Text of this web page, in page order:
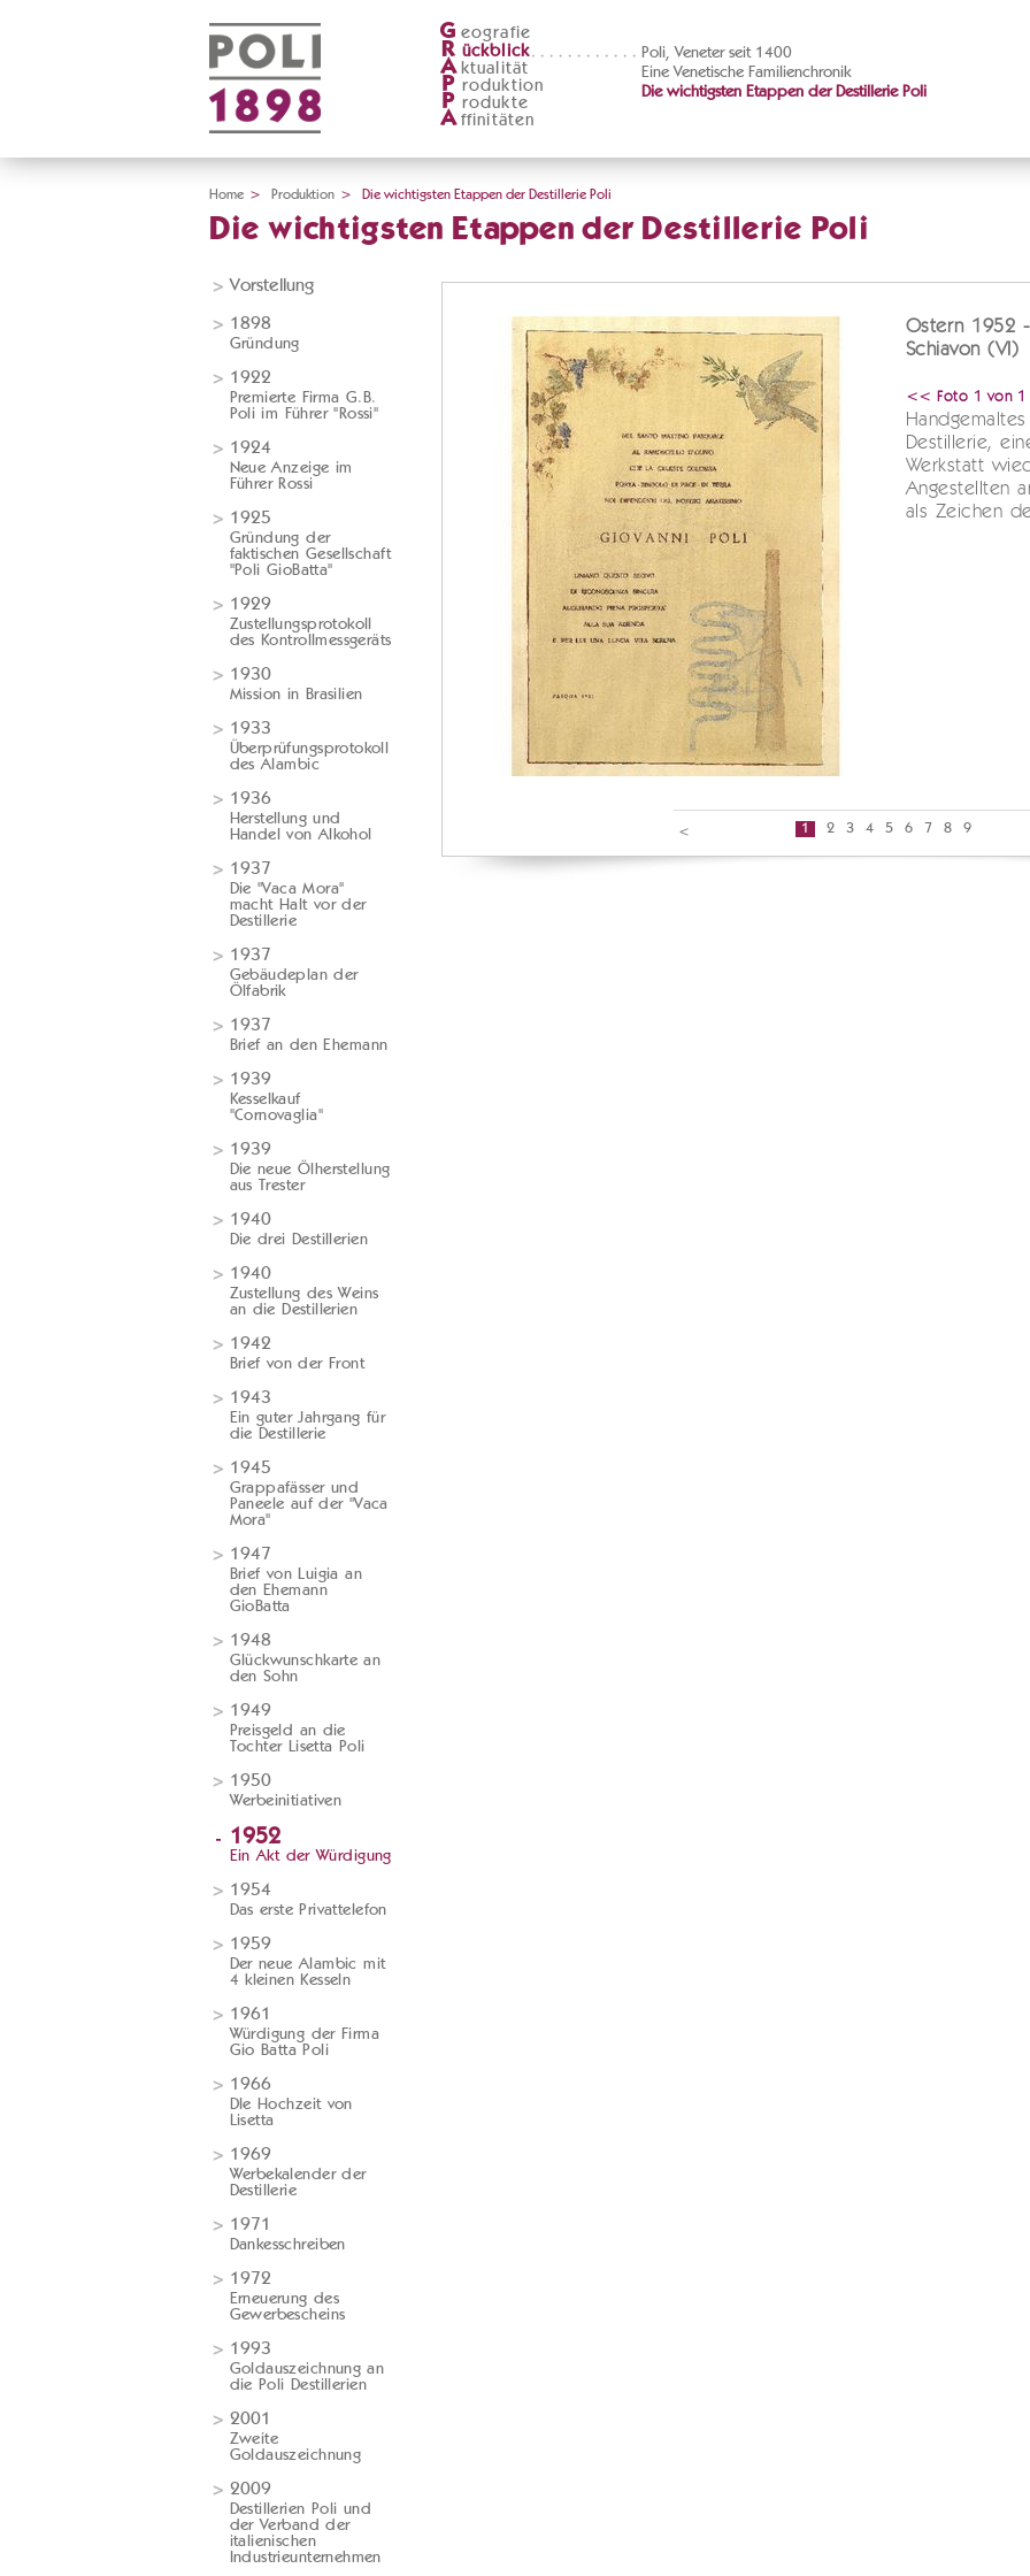
G eografie
R ückblick
Poli, Veneter seit 1400
Eine Venetische Familienchronik
Die wichtigsten Etappen der Destillerie Poli
A ktualität
P roduktion
P rodukte
A ffinitäten
Home > Produktion > Die wichtigsten Etappen der Destillerie Poli
Die wichtigsten Etappen der Destillerie Poli
Vorstellung
1898
Gründung
1922
Premierte Firma G.B.
Poli im Führer "Rossi"
1924
Neue Anzeige im
Führer Rossi
1925
Gründung der
faktischen Gesellschaft
"Poli GioBatta"
1929
Zustellungsprotokoll
des Kontrollmessgeräts
1930
Mission in Brasilien
1933
Überprüfungsprotokoll
des Alambic
1936
Herstellung und
Handel von Alkohol
1937
Die "Vaca Mora"
macht Halt vor der
Destillerie
1937
Gebäudeplan der
Ölfabrik
1937
Brief an den Ehemann
1939
Kesselkauf
"Cornovaglia"
1939
Die neue Ölherstellung
aus Trester
1940
Die drei Destillerien
1940
Zustellung des Weins
an die Destillerien
1942
Brief von der Front
1943
Ein guter Jahrgang für
die Destillerie
1945
Grappafässer und
Paneele auf der "Vaca
Mora"
1947
Brief von Luigia an
den Ehemann
GioBatta
1948
Glückwunschkarte an
den Sohn
1949
Preisgeld an die
Tochter Lisetta Poli
1950
Werbeinitiativen
1952
Ein Akt der Würdigung
1954
Das erste Privattelefon
1959
Der neue Alambic mit
4 kleinen Kesseln
1961
Würdigung der Firma
Gio Batta Poli
1966
DIe Hochzeit von
Lisetta
1969
Werbekalender der
Destillerie
1971
Dankesschreiben
1972
Erneuerung des
Gewerbescheins
1993
Goldauszeichnung an
die Poli Destillerien
2001
Zweite
Goldauszeichnung
2009
Destillerien Poli und
der Verband der
italienischen
Industrieunternehmen
Ostern 1952
Schiavon (VI)
<< Foto 1 von 1
Destillerie,
Werkstatt
Angestellten
als Zeichen
1 2 3 4 5 6 7 8 9
<